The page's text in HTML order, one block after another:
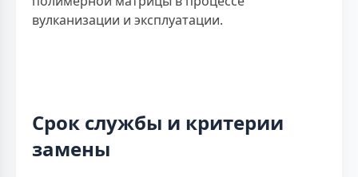
вулканизации и эксплуатации.
Срок службы и критерии
замены